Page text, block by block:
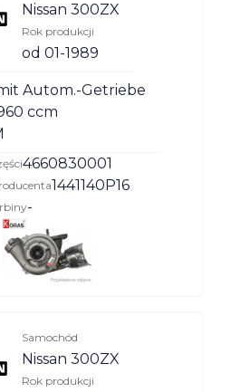
Nissan 300ZX
Rok produkcji
od 01-1989
Autom.-Getriebe
ccm
4660830001
1441140P16
-
Samochód
Nissan 300ZX
Rok produkcji